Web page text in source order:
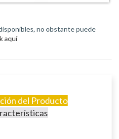
no obstante puede
aquí
del Producto